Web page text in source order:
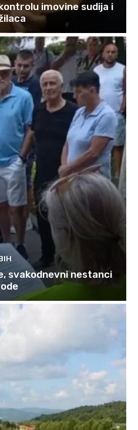
imovine sudija i
svakodnevni nestanci